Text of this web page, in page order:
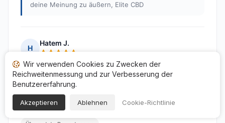
deine Meinung zu äußern, Elite CBD
H
Hatem J.
Veröffentlicht am 30/10/2023 à 20h27
nach einem Kauf von 19/10/2023
Sehr gute Beratung durch den Verkäufer... die Produkte
sind von sehr guter Qualität...dankeiiii.
Wir verwenden Cookies zu Zwecken der
Reichweitenmessung und zur Verbesserung der
Benutzererfahrung.
Akzeptieren Ablehnen Cookie-Richtlinie